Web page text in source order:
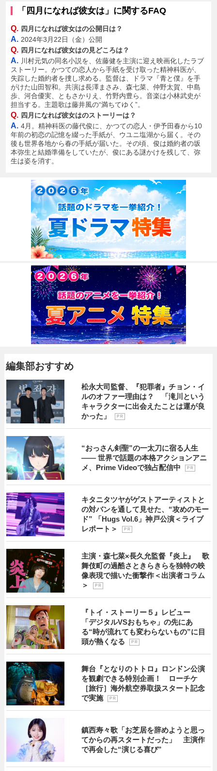
「四月になれば彼女は」に関するFAQ
Q. 四月になれば彼女はの公開日は？
A. 2024年3月22日（金）公開
Q. 四月になれば彼女はの見どころは？
A. 川村元気の同名小説を、佐藤健を主演に迎え映画化したラブ
ストーリー。かつての恋人から手紙を受け取った精神科医が、
失踪した婚約者を捜し求める。監督は、ドラマ『青と僕』を手
がけた山田智和。共演は長澤まさみ、森七菜、仲野太賀、中島
歩、河合優実、ともさかりえ、竹野内豊ら。音楽は小林武史が
担当する。主題歌は藤井風の“満ちてゆく”。
Q. 四月になれば彼女はのストーリーは？
A. 4月。精神科医の藤代俊に、かつての恋人・伊予田春から10
年前の初恋の記憶を綴った手紙が、ウユニ塩湖から届く。その
後も世界各地から春の手紙が届いた。その頃、俊は婚約者の坂
本弥生と結婚準備をしていたが、俊にある謎かけを残して、弥
生は姿を消す。
編集部おすすめ
松永大司監督、『犯罪者』チョン・イ
ルのオファー理由は？ 「滝川という
キャラクターに出会えたことは運が良
かった」
P R
“おっさん剣聖”の一太刀に宿る人生
―― 世界で話題の本格アクションアニ
メ、Prime Videoで独占配信中
P R
キタニタツヤがゲストアーティストと
の対バンを通して見せた、“攻めのモー
ド” 「Hugs Vol.6」神戸公演＜ライブ
レポート＞
P R
主演・森七菜×長久允監督『炎上』 歌
舞伎町の過酷さときらきらを独特の映
像表現で描いた衝撃作＜出演者コラム
＞
P R
『トイ・ストーリー５』レビュー
「デジタルVSおもちゃ」の先にあ
る“時が流れても変わらないもの”に目
頭が熱くなる
P R
舞台『となりのトトロ』ロンドン公演
を観劇できる特別企画！ ローチケ
［旅行］海外航空券取扱スタート記念
で実施
P R
鎮西寿々歌「お芝居を辞めようと思っ
てからの再スタートだった」 主演作
で再会した“演じる喜び”